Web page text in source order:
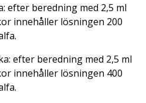
efter beredning med 2,5 ml
innehåller lösningen 200
efter beredning med 2,5 ml
innehåller lösningen 400